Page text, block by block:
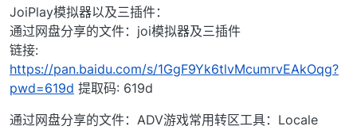
JoiPlay模拟器以及三插件：
通过网盘分享的文件：joi模拟器及三插件
链接:
https://pan.baidu.com/s/1GgF9Yk6tlvMcumrvEAkOqg?
pwd=619d 提取码: 619d
通过网盘分享的文件：ADV游戏常用转区工具：Locale